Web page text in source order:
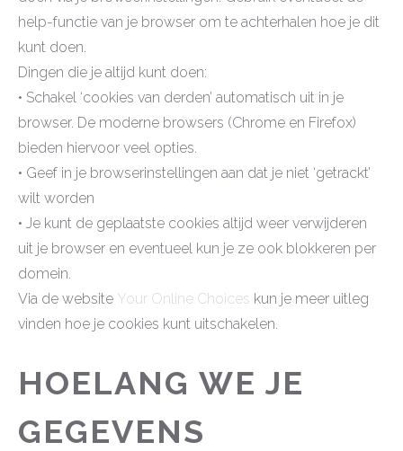
help-functie van je browser om te achterhalen hoe je dit
kunt doen.
Dingen die je altijd kunt doen:
• Schakel ‘cookies van derden’ automatisch uit in je
browser. De moderne browsers (Chrome en Firefox)
bieden hiervoor veel opties.
• Geef in je browserinstellingen aan dat je niet ‘getrackt’
wilt worden
• Je kunt de geplaatste cookies altijd weer verwijderen
uit je browser en eventueel kun je ze ook blokkeren per
domein.
Via de website Your Online Choices kun je meer uitleg
vinden hoe je cookies kunt uitschakelen.
HOELANG WE JE
GEGEVENS